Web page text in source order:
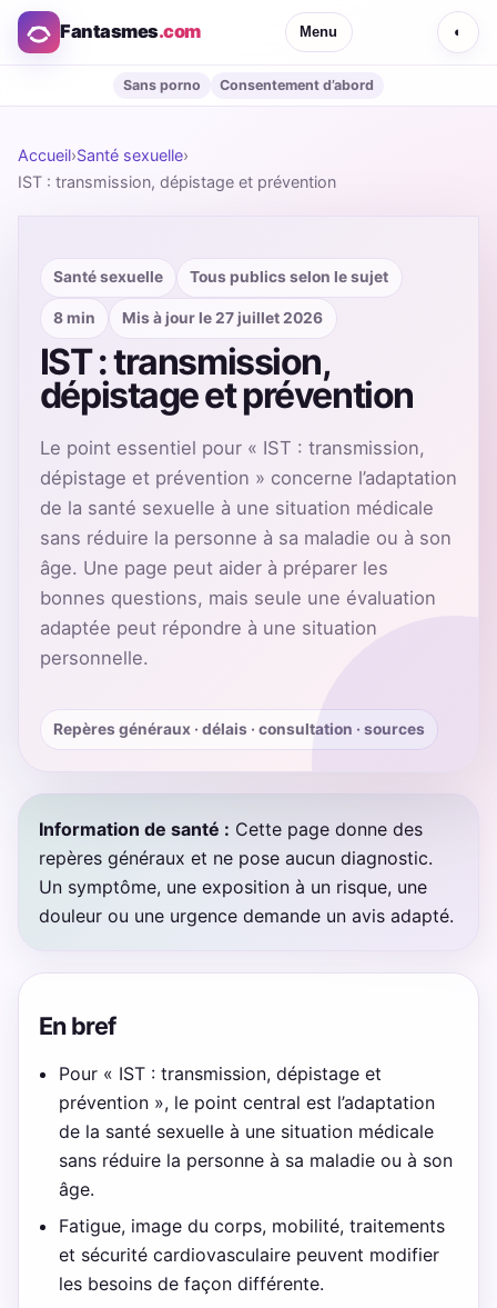
Fantasmes.com Menu ◐
Sans porno Consentement d’abord
Accueil›Santé sexuelle›
IST : transmission, dépistage et prévention
Santé sexuelle Tous publics selon le sujet
8 min Mis à jour le 27 juillet 2026
IST : transmission,
dépistage et prévention
Le point essentiel pour « IST : transmission,
dépistage et prévention » concerne l’adaptation
de la santé sexuelle à une situation médicale
sans réduire la personne à sa maladie ou à son
âge. Une page peut aider à préparer les
bonnes questions, mais seule une évaluation
adaptée peut répondre à une situation
personnelle.
Repères généraux · délais · consultation · sources
Information de santé : Cette page donne des
repères généraux et ne pose aucun diagnostic.
Un symptôme, une exposition à un risque, une
douleur ou une urgence demande un avis adapté.
En bref
Pour « IST : transmission, dépistage et
prévention », le point central est l’adaptation
de la santé sexuelle à une situation médicale
sans réduire la personne à sa maladie ou à son
âge.
Fatigue, image du corps, mobilité, traitements
et sécurité cardiovasculaire peuvent modifier
les besoins de façon différente.